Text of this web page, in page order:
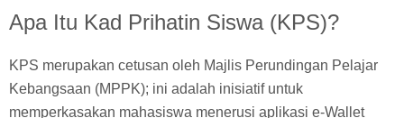
Apa Itu Kad Prihatin Siswa (KPS)?
KPS merupakan cetusan oleh Majlis Perundingan Pelajar
Kebangsaan (MPPK); ini adalah inisiatif untuk
memperkasakan mahasiswa menerusi aplikasi e-Wallet